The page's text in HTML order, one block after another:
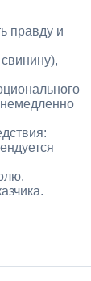
правду и